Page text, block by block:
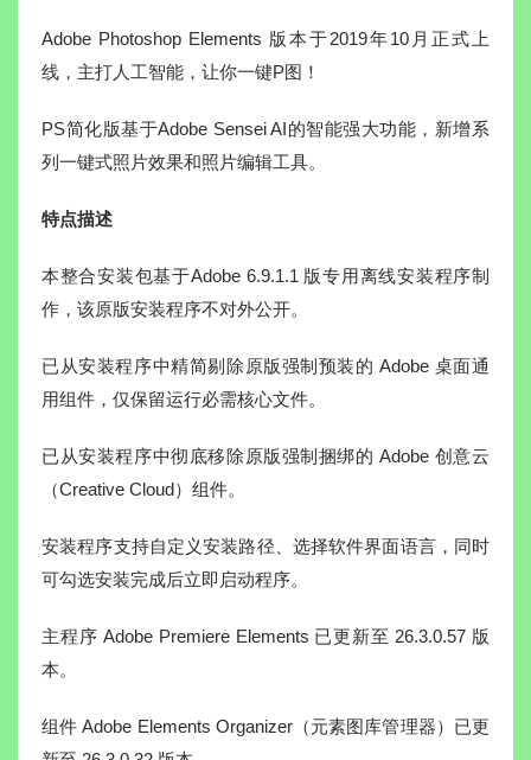
Adobe Photoshop Elements 版本于2019年10月正式上
线，主打人工智能，让你一键P图！
PS简化版基于Adobe Sensei AI的智能强大功能，新增系
列一键式照片效果和照片编辑工具。
特点描述
本整合安装包基于Adobe 6.9.1.1 版专用离线安装程序制
作，该原版安装程序不对外公开。
已从安装程序中精简剔除原版强制预装的 Adobe 桌面通
用组件，仅保留运行必需核心文件。
已从安装程序中彻底移除原版强制捆绑的 Adobe 创意云
（Creative Cloud）组件。
安装程序支持自定义安装路径、选择软件界面语言，同时
可勾选安装完成后立即启动程序。
主程序 Adobe Premiere Elements 已更新至 26.3.0.57 版
本。
组件 Adobe Elements Organizer（元素图库管理器）已更